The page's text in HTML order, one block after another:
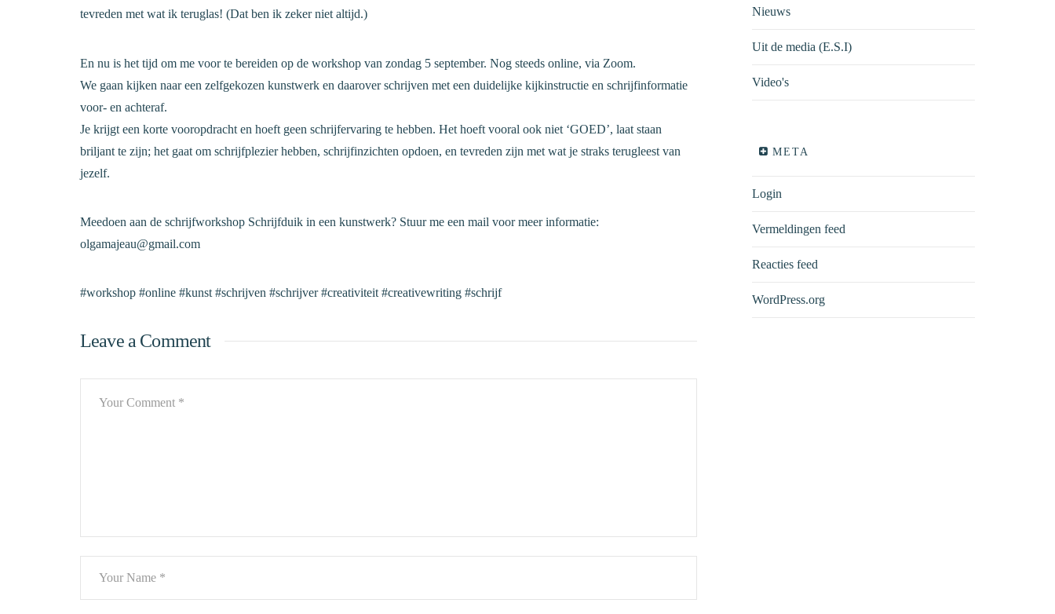
tevreden met wat ik teruglas! (Dat ben ik zeker niet altijd.)
En nu is het tijd om me voor te bereiden op de workshop van zondag 5 september. Nog steeds online, via Zoom.
We gaan kijken naar een zelfgekozen kunstwerk en daarover schrijven met een duidelijke kijkinstructie en schrijfinformatie
voor- en achteraf.
Je krijgt een korte vooropdracht en hoeft geen schrijfervaring te hebben. Het hoeft vooral ook niet ‘GOED’, laat staan
briljant te zijn; het gaat om schrijfplezier hebben, schrijfinzichten opdoen, en tevreden zijn met wat je straks terugleest van
jezelf.
Meedoen aan de schrijfworkshop Schrijfduik in een kunstwerk? Stuur me een mail voor meer informatie:
olgamajeau@gmail.com
#workshop #online #kunst #schrijven #schrijver #creativiteit #creativewriting #schrijf
Leave a Comment
Nieuws
Uit de media (E.S.I)
Video's
META
Login
Vermeldingen feed
Reacties feed
WordPress.org